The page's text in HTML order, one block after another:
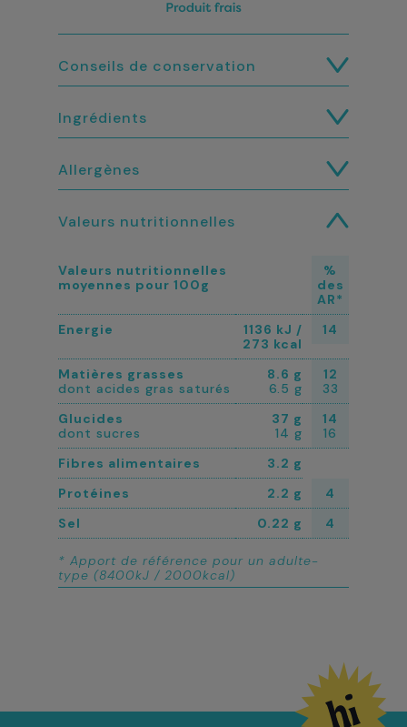
Conseils de conservation
Ingrédients
Allergènes
Valeurs nutritionnelles
Valeurs nutritionnelles
moyennes pour 100g
%
des
AR*
Energie
1136 kJ /
273 kcal
14
Matières grasses
dont acides gras saturés
8.6 g
6.5 g
12
33
Glucides
dont sucres
37 g
14 g
14
16
Fibres alimentaires
3.2 g
Protéines
2.2 g
4
Sel
0.22 g 4
* Apport de référence pour un adulte-
type (8400kJ / 2000kcal)